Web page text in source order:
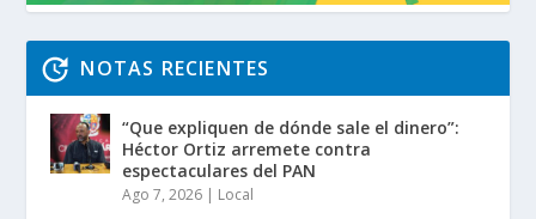
NOTAS RECIENTES
“Que expliquen de dónde sale el dinero”:
Héctor Ortiz arremete contra
espectaculares del PAN
Ago 7, 2026 | Local